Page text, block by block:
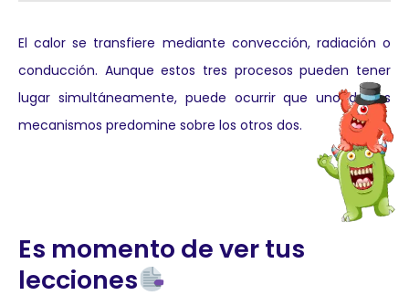
El calor se transfiere mediante convección, radiación o
conducción. Aunque estos tres procesos pueden tener
lugar simultáneamente, puede ocurrir que uno de los
mecanismos predomine sobre los otros dos.
Es momento de ver tus
lecciones